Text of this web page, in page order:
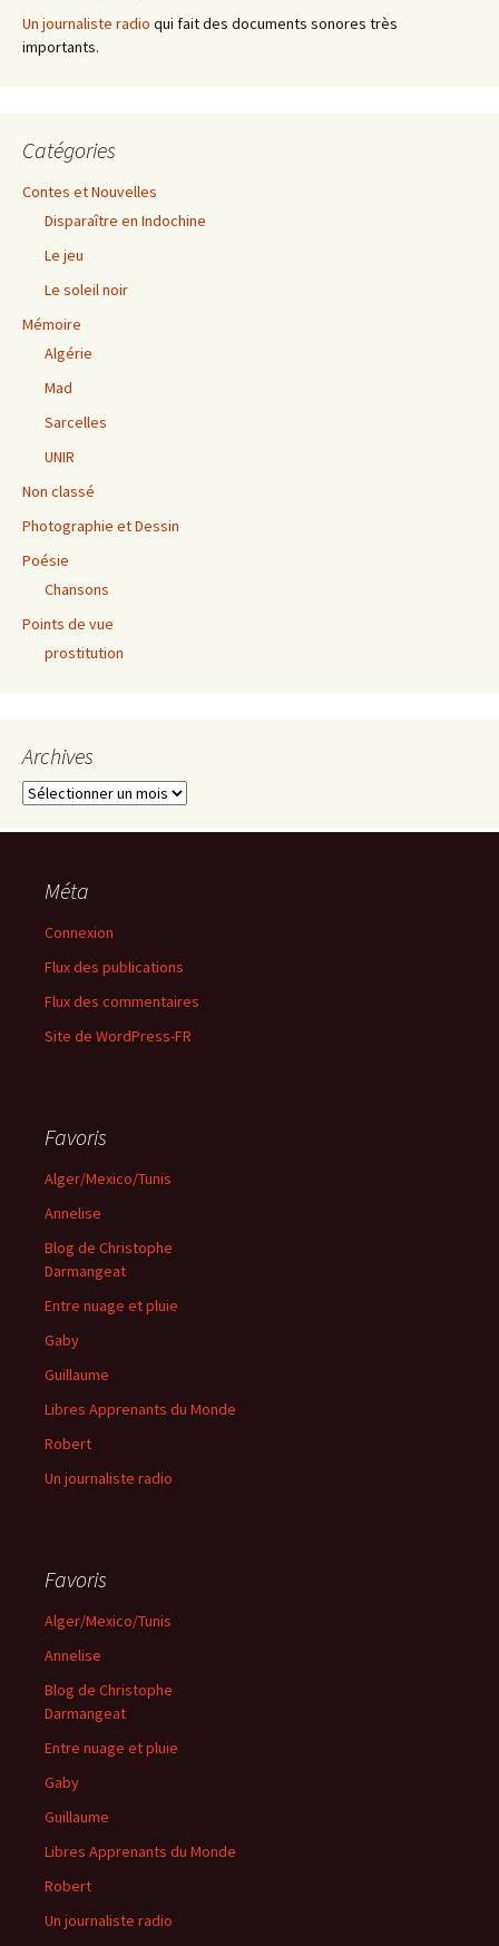
Un journaliste radio qui fait des documents sonores très
importants.
Catégories
Contes et Nouvelles
Disparaître en Indochine
Le jeu
Le soleil noir
Mémoire
Algérie
Mad
Sarcelles
UNIR
Non classé
Photographie et Dessin
Poésie
Chansons
Points de vue
prostitution
Archives
Archives
Méta
Connexion
Flux des publications
Flux des commentaires
Site de WordPress-FR
Favoris
Alger/Mexico/Tunis
Annelise
Blog de Christophe
Darmangeat
Entre nuage et pluie
Gaby
Guillaume
Libres Apprenants du Monde
Robert
Un journaliste radio
Favoris
Alger/Mexico/Tunis
Annelise
Blog de Christophe
Darmangeat
Entre nuage et pluie
Gaby
Guillaume
Libres Apprenants du Monde
Robert
Un journaliste radio